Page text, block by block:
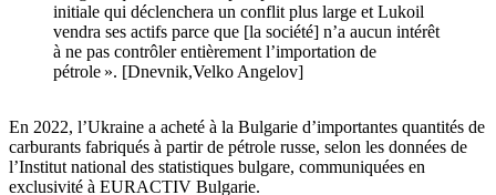
initiale qui déclenchera un conflit plus large et Lukoil
vendra ses actifs parce que [la société] n’a aucun intérêt
à ne pas contrôler entièrement l’importation de
pétrole ». [Dnevnik,Velko Angelov]
En 2022, l’Ukraine a acheté à la Bulgarie d’importantes quantités de
carburants fabriqués à partir de pétrole russe, selon les données de
l’Institut national des statistiques bulgare, communiquées en
exclusivité à EURACTIV Bulgarie.